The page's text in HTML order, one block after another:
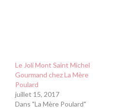
Le Joli Mont Saint Michel
Gourmand chez La Mère
Poulard
juillet 15, 2017
Dans "La Mère Poulard"